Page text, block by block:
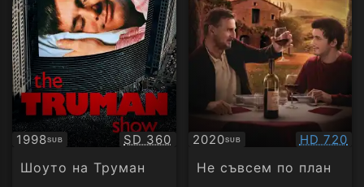
1998SUB
Субтитри Качество:
SD 360
Шоуто на Труман
2020SUB
Субтитри HD 720
Не съвсем по план